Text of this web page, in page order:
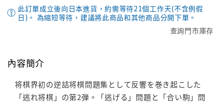
此訂單成立後向日本進貨，約需等待21個工作天(不含例假
日)。 為縮短等待，建議將此商品和其他商品分開下單。
查詢門市庫存
內容簡介
将棋界初の逆詰将棋問題集として反響を巻き起こした
「逃れ将棋」の第2弾。「逃げる」問題と「合い駒」問